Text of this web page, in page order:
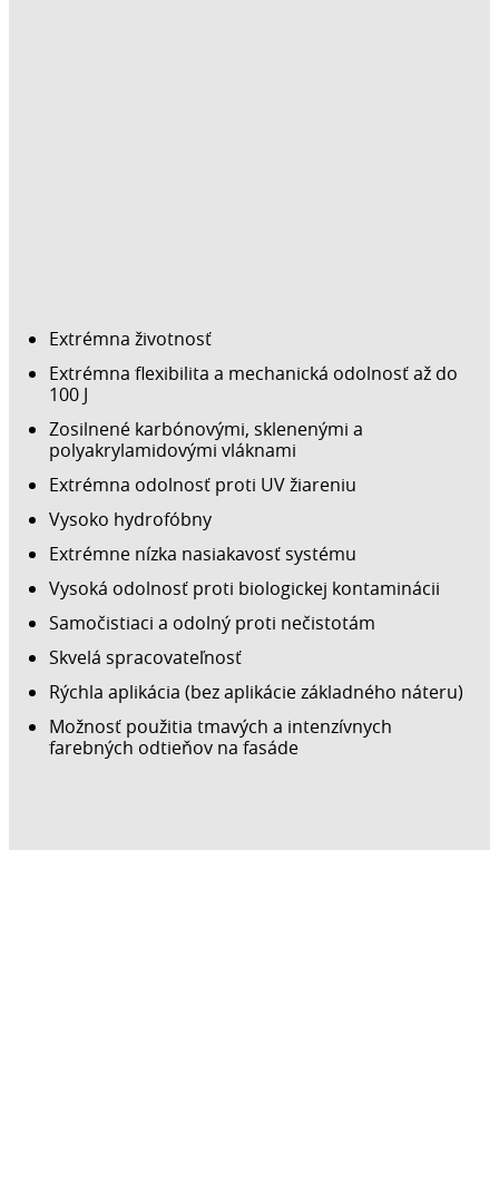
Extrémna životnosť
Extrémna flexibilita a mechanická odolnosť až do
100 J
Zosilnené karbónovými, sklenenými a
polyakrylamidovými vláknami
Extrémna odolnosť proti UV žiareniu
Vysoko hydrofóbny
Extrémne nízka nasiakavosť systému
Vysoká odolnosť proti biologickej kontaminácii
Samočistiaci a odolný proti nečistotám
Skvelá spracovateľnosť
Rýchla aplikácia (bez aplikácie základného náteru)
Možnosť použitia tmavých a intenzívnych
farebných odtieňov na fasáde